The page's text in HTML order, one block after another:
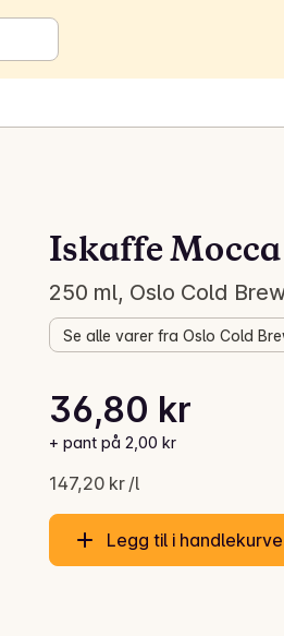
Iskaffe Mocca
250 ml, Oslo Cold
Se alle varer fra Oslo Cold
Gjeldende pris er: 36,80 kr
36,80 kr
+ pant på 2,00 kr
147,20 kr /l
Stykkpris: 147,20 kr /l
Legg til i